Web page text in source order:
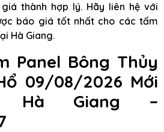
thành hợp lý. Hãy liên hệ với
báo giá tốt nhất cho các tấm
Hà Giang.
Panel Bông Thủy
09/08/2026 Mới
Hà Giang –